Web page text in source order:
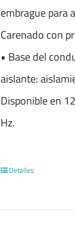
embrague para
Carenado con
• Base del
aislante:
Disponible en
Hz.
Detalles